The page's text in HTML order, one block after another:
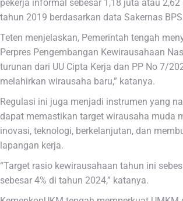
pekerja informal sebesar 1,18 juta atau
tahun 2019 berdasarkan data Sakernas
Teten menjelaskan, Pemerintah tengah
Perpres Pengembangan Kewirausahaan
turunan dari UU Cipta Kerja dan PP No 7/
melahirkan wirausaha baru,” katanya.
Regulasi ini juga menjadi instrumen yang
dapat memastikan target wirausaha muda
inovasi, teknologi, berkelanjutan, dan
lapangan kerja.
“Target rasio kewirausahaan tahun ini
sebesar 4% di tahun 2024,” katanya.